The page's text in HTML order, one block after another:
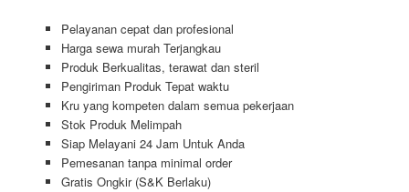
Pelayanan cepat dan profesional
Harga sewa murah Terjangkau
Produk Berkualitas, terawat dan steril
Pengiriman Produk Tepat waktu
Kru yang kompeten dalam semua pekerjaan
Stok Produk Melimpah
Siap Melayani 24 Jam Untuk Anda
Pemesanan tanpa minimal order
Gratis Ongkir (S&K Berlaku)